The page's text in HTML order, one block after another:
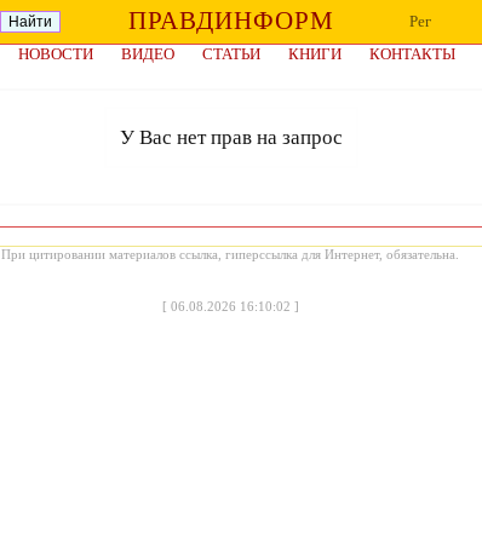
ПРАВДИНФОРМ
Рег
НОВОСТИ ВИДЕО СТАТЬИ КНИГИ КОНТАКТЫ
У Вас нет прав на запрос
При цитировании материалов ссылка, гиперссылка для Интернет, обязательна.
[ 06.08.2026 16:10:02 ]